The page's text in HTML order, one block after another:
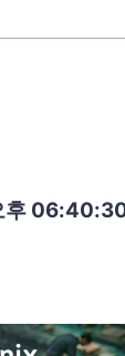
후 06:40:31